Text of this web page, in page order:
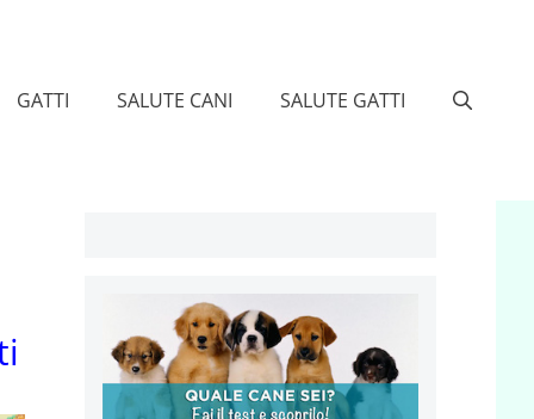
GATTI SALUTE CANI SALUTE GATTI